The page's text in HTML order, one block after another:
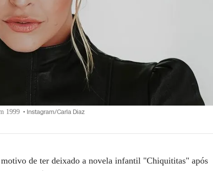
1999 • Instagram/Carla Diaz
de ter deixado a novela infantil "Chiquititas" após